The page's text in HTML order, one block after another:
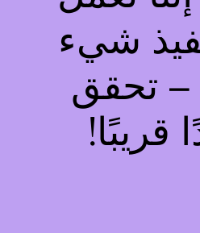
شيء
تحقق
قريبًا!